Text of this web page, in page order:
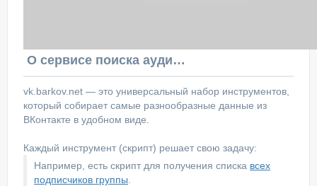
О сервисе поиска аудитории ВКонтакте
vk.barkov.net — это универсальный набор инструментов,
который собирает самые разнообразные данные из
ВКонтакте в удобном виде.
Каждый инструмент (скрипт) решает свою задачу:
Например, есть скрипт для получения списка всех
подписчиков группы